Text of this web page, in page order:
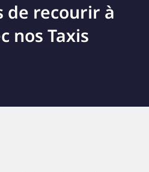
de recourir à
nos Taxis